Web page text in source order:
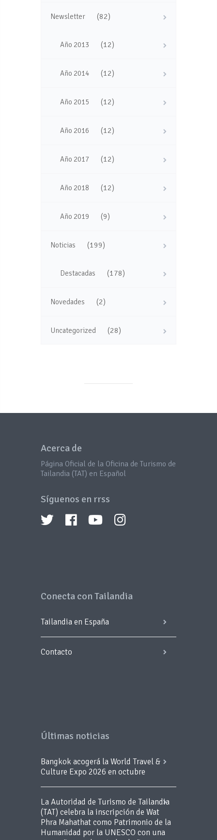
Newsletter (82)
Año 2013 (12)
Año 2014 (12)
Año 2015 (12)
Año 2016 (12)
Año 2017 (12)
Año 2018 (12)
Año 2019 (9)
Noticias (199)
Destacadas (178)
Novedades (2)
Uncategorized (28)
Acerca de
Página Oficial de la Oficina de Turismo de
Tailandia (TAT) en Español
Síguenos en rrss
Conecta con Tailandia
Tailandia en España
Contacto
Últimas noticias
Bangkok acogerá la World Travel &
Culture Expo 2026 en octubre
La Autoridad de Turismo de Tailandia
(TAT) celebra la inscripción de Wat
Phra Mahathat como Patrimonio de la
Humanidad por la UNESCO con una